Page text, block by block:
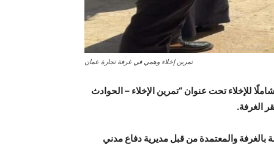
تمرين إخلاء وهمي في غرفة تجارة عمان
للإخلاء تحت عنوان “تمرين الإخلاء – الحوادث
الغرفة.
بالغرفة والمعتمدة من قبل مديرية دفاع مدني